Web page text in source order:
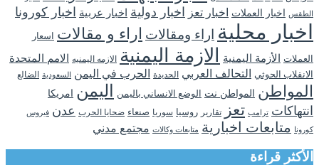
الطقس
اخبار العملات اخبار تعز اخبار دولية اخبار عربية اخبار كورونا
اخبار محلية اراء ومقالات اراء و مقالات اسعار
العملات الأزمة اليمنية الازمة اليمنية الازمه اليمنيه الامم المتحدة
الانقلاب الحوثي التحالف العربي الحديدة الحرب في اليمن السعودية الضالع
المواطن المواطن نت الوضع الانساني باليمن اليمن امريكا
انتهاكات ترامب تعز تقارير روسيا سوريا صنعاء ضحايا الحرب عدن فيروس
كورونا متابعات اخبارية متابعات وكالات مجتمع مدني
الأكثر قراءة